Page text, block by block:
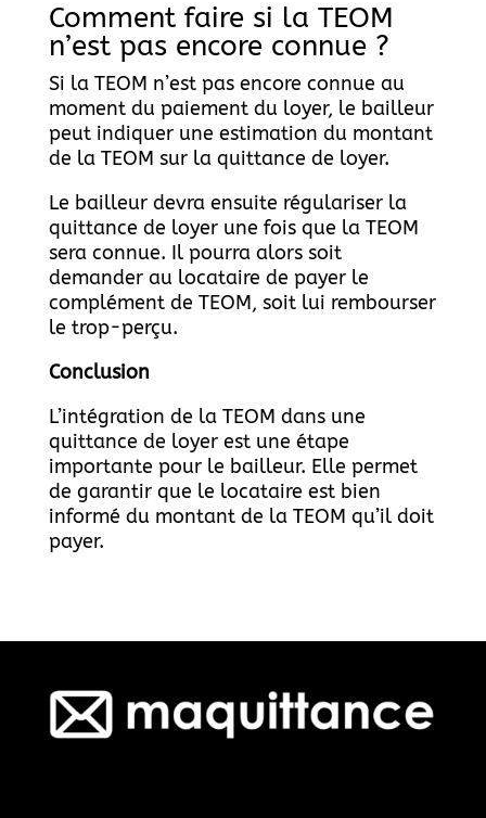
Comment faire si la TEOM
n’est pas encore connue ?
Si la TEOM n’est pas encore connue au
moment du paiement du loyer, le bailleur
peut indiquer une estimation du montant
de la TEOM sur la quittance de loyer.
Le bailleur devra ensuite régulariser la
quittance de loyer une fois que la TEOM
sera connue. Il pourra alors soit
demander au locataire de payer le
complément de TEOM, soit lui rembourser
le trop-perçu.
Conclusion
L’intégration de la TEOM dans une
quittance de loyer est une étape
importante pour le bailleur. Elle permet
de garantir que le locataire est bien
informé du montant de la TEOM qu’il doit
payer.